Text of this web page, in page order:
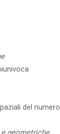
del numero